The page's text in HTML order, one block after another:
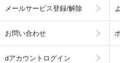
メールサービス登録/解除
お問い合わせ
dアカウントログイン